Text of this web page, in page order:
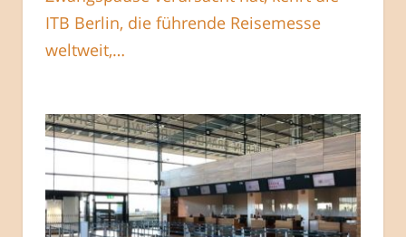
ITB Berlin, die führende Reisemesse
weltweit,…